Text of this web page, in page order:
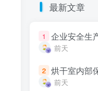
最新文章
1 企业安全生
前天
2 烘干室内部
前天
最新文章
1 企业安全生
前天
2 烘干室内部
前天